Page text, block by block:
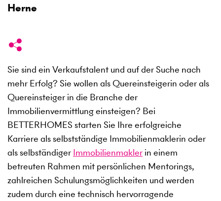
Herne
Sie sind ein Verkaufstalent und auf der Suche nach
mehr Erfolg? Sie wollen als Quereinsteigerin oder als
Quereinsteiger in die Branche der
Immobilienvermittlung einsteigen? Bei
BETTERHOMES starten Sie Ihre erfolgreiche
Karriere als selbstständige Immobilienmaklerin oder
als selbständiger Immobilienmakler in einem
betreuten Rahmen mit persönlichen Mentorings,
zahlreichen Schulungsmöglichkeiten und werden
zudem durch eine technisch hervorragende